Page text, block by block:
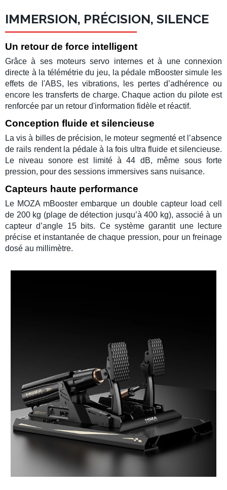
IMMERSION, PRÉCISION, SILENCE
Un retour de force intelligent
Grâce à ses moteurs servo internes et à une connexion
directe à la télémétrie du jeu, la pédale mBoostersimule les
effets de l'ABS, les vibrations, les pertes d’adhérence ou
encore les transferts de charge. Chaque action du pilote est
renforcée par un retour d'information fidèle et réactif.
Conception fluide et silencieuse
La vis à billes de précision, le moteur segmenté et l’absence
de rails rendent la pédale à la fois ultra fluide et silencieuse.
Le niveau sonore est limité à44 dB, même sous forte
pression, pour des sessions immersives sans nuisance.
Capteurs haute performance
Le MOZA mBooster embarque un double capteur load cell
de 200 kg (plage de détection jusqu’à 400 kg), associé à un
capteur d’angle 15 bits. Ce système garantit une lecture
précise et instantanée de chaque pression, pour un freinage
dosé au millimètre.